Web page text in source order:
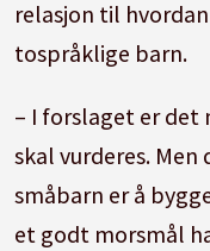
relasjon til
tospråklige barn.
– I forslaget er det
skal vurderes.
småbarn er å
et godt morsmål